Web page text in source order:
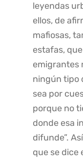
leyendas
ellos, de
mafiosas,
estafas,
emigrantes
ningún tipo
sea por
porque no
donde esa
difunde”.
que se dice